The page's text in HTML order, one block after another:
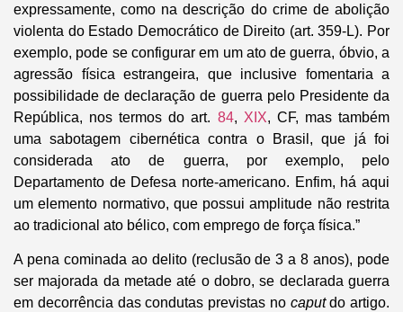
expressamente, como na descrição do crime de abolição
violenta do Estado Democrático de Direito (art. 359-L). Por
exemplo, pode se configurar em um ato de guerra, óbvio, a
agressão física estrangeira, que inclusive fomentaria a
possibilidade de declaração de guerra pelo Presidente da
República, nos termos do art. 84, XIX, CF, mas também
uma sabotagem cibernética contra o Brasil, que já foi
considerada ato de guerra, por exemplo, pelo
Departamento de Defesa norte-americano. Enfim, há aqui
um elemento normativo, que possui amplitude não restrita
ao tradicional ato bélico, com emprego de força física.”
A pena cominada ao delito (reclusão de 3 a 8 anos), pode
ser majorada da metade até o dobro, se declarada guerra
em decorrência das condutas previstas no caputdo artigo.